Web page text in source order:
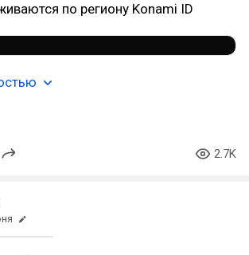
по региону Konami ID
2.7K